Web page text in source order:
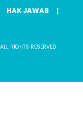
HAK JAWAB
RIGHTS RESERVED